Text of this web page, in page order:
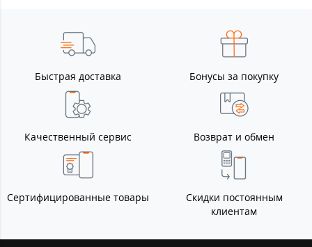
Быстрая доставка Бонусы за покупку
Качественный сервис Возврат и обмен
Сертифицированные товары
Скидки постоянным
клиентам